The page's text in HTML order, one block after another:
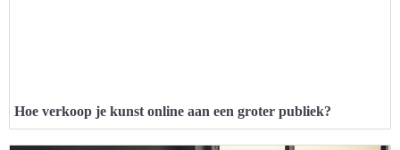
Hoe verkoop je kunst online aan een groter publiek?